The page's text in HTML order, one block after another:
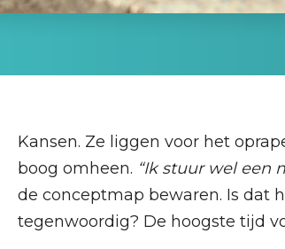
Kansen. Ze liggen voor het
boog omheen. “Ik stuur wel een
de conceptmap bewaren. Is dat
tegenwoordig? De hoogste tijd